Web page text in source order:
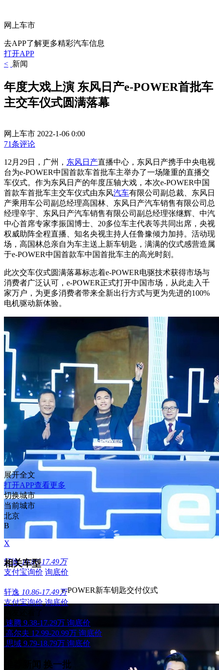
网上车市
去APP了解更多精彩汽车信息
打开APP
< 新闻
年度大戏上演 东风日产e-POWER首批车
主交车仪式圆满落幕
网上车市 2022-1-06 0:00
71条评论
12月29日，广州， 东风日产直播中心，东风日产携手中央电视
台为e-POWER中国首款车首批车主举办了一场隆重的直播交
车仪式。作为东风日产的年度压轴大戏，本次e-POWER中国
首款车首批车主交车仪式由东风汽车有限公司副总裁、东风日
产乘用车公司副总经理高国林、东风日产汽车销售有限公司总
经理辛宇、东风日产汽车销售有限公司副总经理张继辉、中汽
中心首席专家李振国博士、20多位车主代表等共同出席，央视
权威助阵全程直播、知名央视主持人任鲁豫倾力加持。活动现
场，高国林总亲自为车主送上新车钥匙，满满的仪式感营造属
于e-POWER中国首款车中国首批车主的高光时刻。
此次交车仪式圆满落幕标志着e-POWER电驱技术获得市场与
消费者广泛认可，e-POWER正式打开中国市场，从此走入千
家万户，为更多消费者带来全新出行方式与更为先进的100%
电机驱动新体验。
轩逸 10.86-17.49万
支付宝询价 询底价
e-POWER新车钥匙交付仪式
展开全文
打开APP查看更多
切换城市
当前城市
北京
B
X
相关车型
轩逸 10.86-17.49万
支付宝询价 询底价
网友还看了
速腾 9.38-17.29万 询底价
高尔夫 12.99-20.99万 询底价
思域 9.79-18.79万 询底价
推荐新闻 换一批